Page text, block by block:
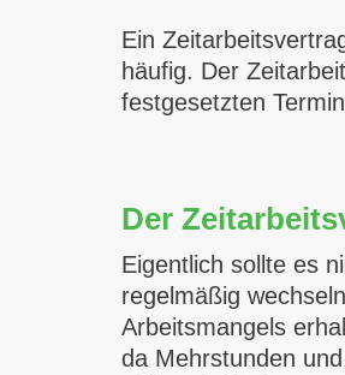
Ein
häufig. Der
festgesetzten
Der
Eigentlich sollte es
regelmäßig
Arbeitsmangels
da Mehrstunden